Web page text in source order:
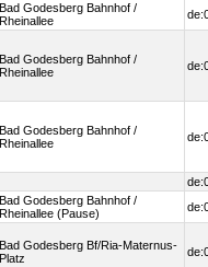
Bad Godesberg Bahnhof /
Rheinallee
Bad Godesberg Bahnhof /
Rheinallee
Bad Godesberg Bahnhof /
Rheinallee
Bad Godesberg Bahnhof /
Rheinallee (Pause)
Bad Godesberg Bf/Ria-Maternus-
Platz